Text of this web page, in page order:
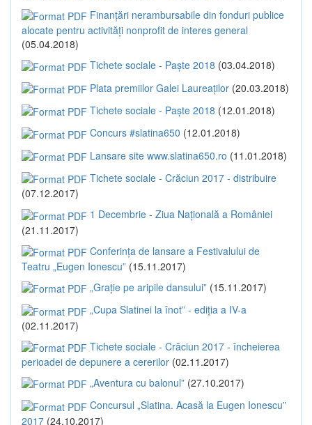
Finanțări nerambursabile din fonduri publice
alocate pentru activități nonprofit de interes general
(05.04.2018)
Tichete sociale - Paște 2018 (03.04.2018)
Plata premiilor Galei Laureaților (20.03.2018)
Tichete sociale - Paște 2018 (12.01.2018)
Concurs #slatina650 (12.01.2018)
Lansare site www.slatina650.ro (11.01.2018)
Tichete sociale - Crăciun 2017 - distribuire
(07.12.2017)
1 Decembrie - Ziua Națională a României
(21.11.2017)
Conferința de lansare a Festivalului de
Teatru „Eugen Ionescu” (15.11.2017)
„Grație pe aripile dansului” (15.11.2017)
„Cupa Slatinei la înot” - ediția a IV-a
(02.11.2017)
Tichete sociale - Crăciun 2017 - încheierea
perioadei de depunere a cererilor (02.11.2017)
„Aventura cu balonul” (27.10.2017)
Concursul „Slatina. Acasă la Eugen Ionescu”
2017 (24.10.2017)